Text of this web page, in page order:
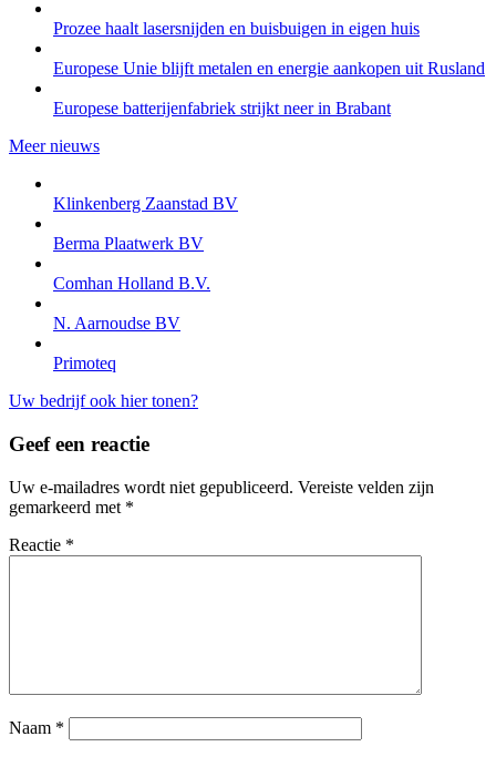
Prozee haalt lasersnijden en buisbuigen in eigen huis
Europese Unie blijft metalen en energie aankopen uit Rusland
Europese batterijenfabriek strijkt neer in Brabant
Meer nieuws
Klinkenberg Zaanstad BV
Berma Plaatwerk BV
Comhan Holland B.V.
N. Aarnoudse BV
Primoteq
Uw bedrijf ook hier tonen?
Geef een reactie
Uw e-mailadres wordt niet gepubliceerd. Vereiste velden zijn
gemarkeerd met *
Reactie *
Naam *